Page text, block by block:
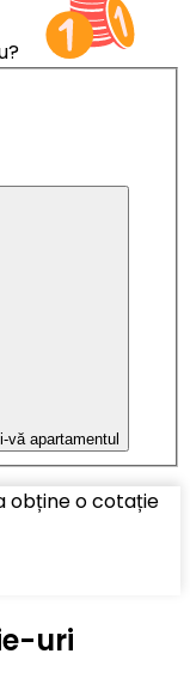
vă apartamentul
obține o cotație
uri